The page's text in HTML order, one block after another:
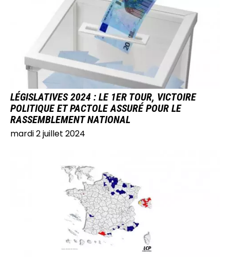
LÉGISLATIVES 2024 : LE 1ER TOUR, VICTOIRE
POLITIQUE ET PACTOLE ASSURÉ POUR LE
RASSEMBLEMENT NATIONAL
mardi 2 juillet 2024